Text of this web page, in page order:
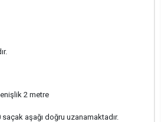
2 metre
aşağı doğru uzanamaktadır.